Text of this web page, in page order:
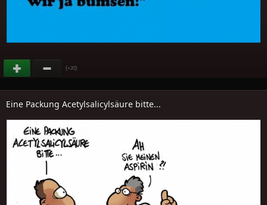
(+20)
Eine Packung Acetylsalicylsäure bitte...